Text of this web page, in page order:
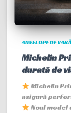
ANVELOPE DE VARĂ
Michelin
durată de
Michelin
asigură
Noul model